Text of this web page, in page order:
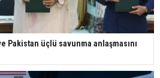
Pakistan üçlü savunma anlaşmasını